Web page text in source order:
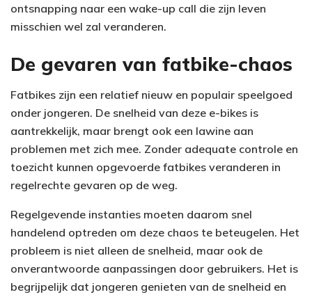
ontsnapping naar een wake-up call die zijn leven
misschien wel zal veranderen.
De gevaren van fatbike-chaos
Fatbikes zijn een relatief nieuw en populair speelgoed
onder jongeren. De snelheid van deze e-bikes is
aantrekkelijk, maar brengt ook een lawine aan
problemen met zich mee. Zonder adequate controle en
toezicht kunnen opgevoerde fatbikes veranderen in
regelrechte gevaren op de weg.
Regelgevende instanties moeten daarom snel
handelend optreden om deze chaos te beteugelen. Het
probleem is niet alleen de snelheid, maar ook de
onverantwoorde aanpassingen door gebruikers. Het is
begrijpelijk dat jongeren genieten van de snelheid en